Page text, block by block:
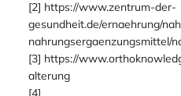
für Oxidation und andere
Lösung, was die Qualität bis
Quellen:
[1] https://ch.iherb.com/blog/
[2] https://www.zentrum-der-